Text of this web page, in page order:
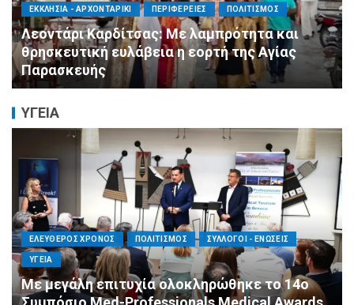
ΑΓΙΟΣ ΔΗΜΗΤΡΙΟΣ ΠΟΛΙΤΙΣΜΟΣ ΣΥΛΛΟΓΟΙ - ΕΝΩΣΕΙΣ
Η Εθελοντική Δράση Αγίου Δημητρίου στο
πλευρό των πυρόπληκτων συμπολιτών μας
ΥΓΕΙΑ
ΕΛΕΥΘΕΡΟΣ ΧΡΟΝΟΣ ΟΙΚΟΝΟΜΙΑ ΥΓΕΙΑ
Καταστροφικές δαπάνες υγείας και η